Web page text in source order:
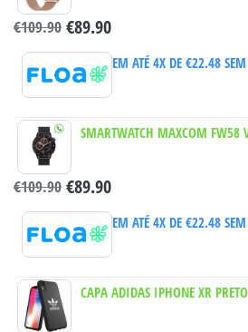
€109.90 €89.90
EM ATÉ 4X DE €22.48SEM
SMARTWATCH MAXCOM FW58
€109.90 €89.90
EM ATÉ 4X DE €22.48SEM
CAPA ADIDAS IPHONE XR PRETO